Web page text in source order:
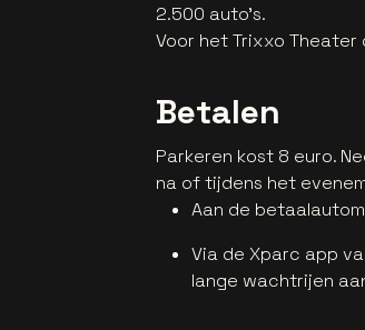
2.500 auto's.
Voor het Trixxo Theater
Betalen
Parkeren kost 8 euro.
na of tijdens het
Aan de
Via de Xparc app
lange wachtrijen